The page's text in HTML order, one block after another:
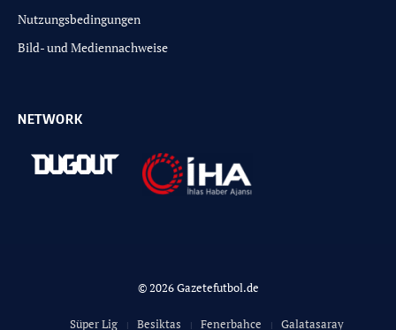
Nutzungsbedingungen
Bild- und Mediennachweise
NETWORK
© 2026 Gazetefutbol.de
Süper Lig Besiktas Fenerbahce Galatasaray